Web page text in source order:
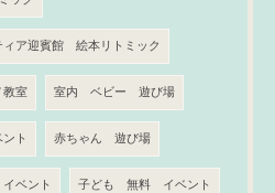
ィア迎賓館 絵本リトミック
教室 室内 ベビー 遊び場
ト 赤ちゃん 遊び場
ベント 子ども 無料 イベント